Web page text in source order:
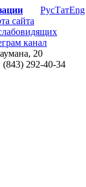
РусТатEng
20
(843) 292-40-34